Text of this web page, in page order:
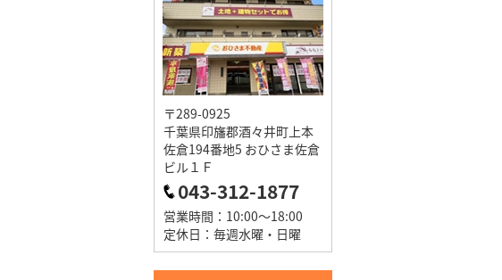
〒289-0925
千葉県印旛郡酒々井町上本
佐倉194番地5 おひさま佐倉
ビル１Ｆ
043-312-1877
営業時間：10:00～18:00
定休日：毎週水曜・日曜